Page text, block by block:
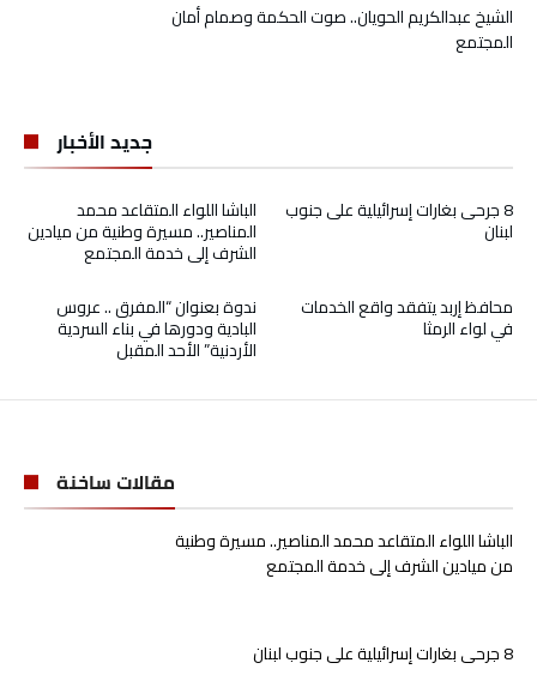
الشيخ عبدالكريم الحويان.. صوت الحكمة وصمام أمان
المجتمع
جديد الأخبار
الباشا اللواء المتقاعد محمد
المناصير.. مسيرة وطنية من ميادين
الشرف إلى خدمة المجتمع
8 جرحى بغارات إسرائيلية على جنوب
لبنان
ندوة بعنوان “المفرق .. عروس
البادية ودورها في بناء السردية
الأردنية” الأحد المقبل
محافظ إربد يتفقد واقع الخدمات
في لواء الرمثا
مقالات ساخنة
الباشا اللواء المتقاعد محمد المناصير.. مسيرة وطنية
من ميادين الشرف إلى خدمة المجتمع
8 جرحى بغارات إسرائيلية على جنوب لبنان